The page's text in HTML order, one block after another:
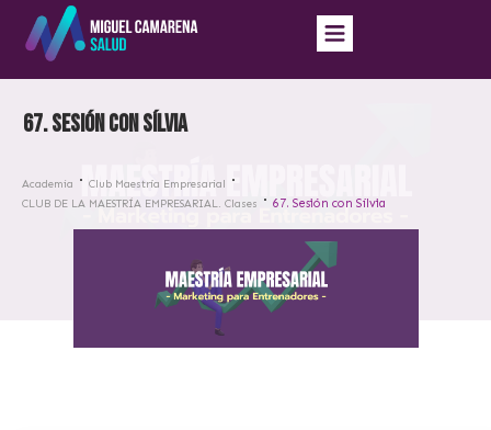
67. Sesión con Sílvia
Academia
Club Maestría Empresarial
CLUB DE LA MAESTRÍA EMPRESARIAL. Clases
67. Sesión con Sílvia